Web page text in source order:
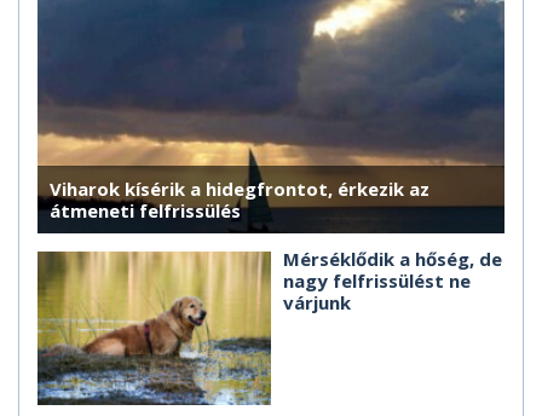
Viharok kísérik a hidegfrontot, érkezik az
átmeneti felfrissülés
Mérséklődik a hőség, de
nagy felfrissülést ne
várjunk